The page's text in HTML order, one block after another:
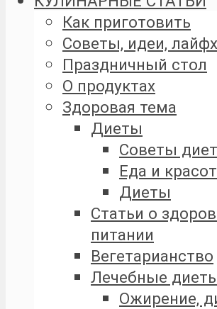
Как приготовить
Советы, идеи,
Праздничный стол
О продуктах
Здоровая тема
Диеты
Советы
Еда и
Диеты
Статьи о
питании
Вегетарианство
Лечебные
Ожирение,